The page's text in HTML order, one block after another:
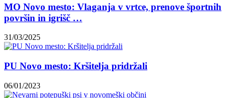
MO Novo mesto: Vlaganja v vrtce, prenove športnih
površin in igrišč …
31/03/2025
PU Novo mesto: Kršitelja pridržali
06/01/2023